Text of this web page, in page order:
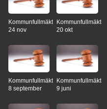
Kommunfullmäktige
24 nov
Kommunfullmäktige
20 okt
Kommunfullmäktige
8 september
Kommunfullmäktige
9 juni